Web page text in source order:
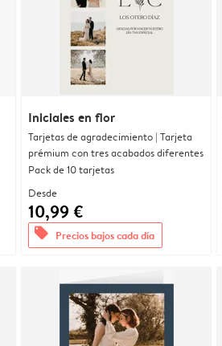
Iniciales en flor
Tarjetas de agradecimiento | Tarjeta
prémium con tres acabados diferentes
Pack de 10 tarjetas
Desde
10,99 €
offers Precios bajos cada día